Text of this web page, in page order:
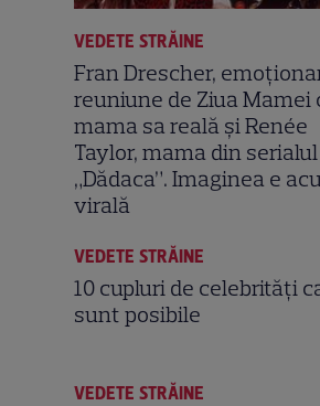
VEDETE STRĂINE
Fran Drescher,
reuniune de Ziua Mamei
mama sa reală și Renée
Taylor, mama din serialul
„Dădaca”. Imaginea e
virală
VEDETE STRĂINE
10 cupluri de celebrități
sunt posibile
VEDETE STRĂINE